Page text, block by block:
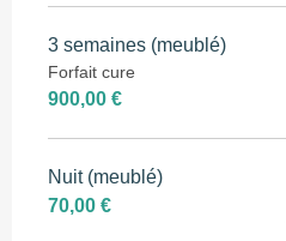
3 semaines (meublé)
Forfait cure
900,00 €
Nuit (meublé)
70,00 €